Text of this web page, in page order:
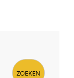
ZOEKEN